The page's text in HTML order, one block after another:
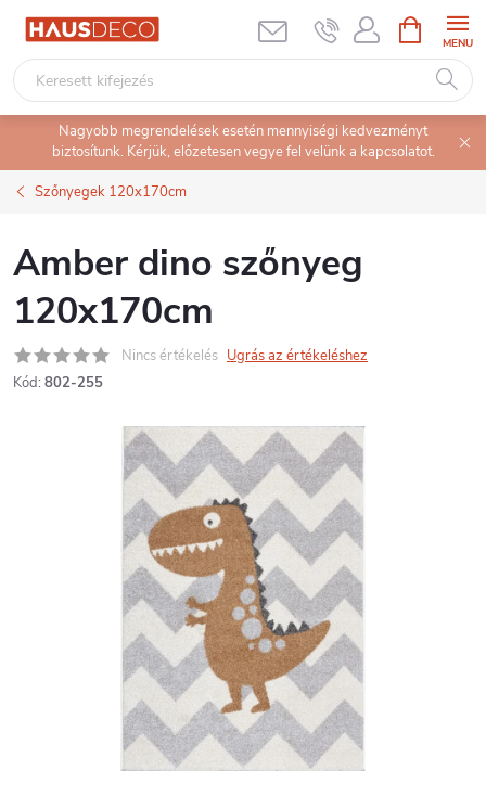
Ugrás
tartalomhoz
KOSÁR
Nagyobb megrendelések esetén mennyiségi kedvezményt
biztosítunk. Kérjük, előzetesen vegye fel velünk a kapcsolatot.
Szőnyegek 120x170cm
Amber dino szőnyeg
120x170cm
Nincs értékelés Ugrás az értékeléshez
Kód: 802-255